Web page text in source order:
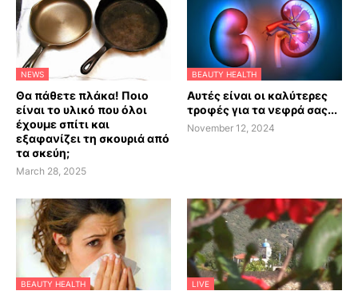
NEWS
Θα πάθετε πλάκα! Ποιο
είναι το υλικό που όλοι
έχουμε σπίτι και
εξαφανίζει τη σκουριά από
τα σκεύη;
March 28, 2025
BEAUTY HEALTH
Αυτές είναι οι καλύτερες
τροφές για τα νεφρά σας...
November 12, 2024
BEAUTY HEALTH LIVE